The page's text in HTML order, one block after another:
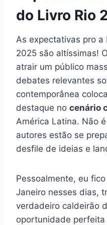
do Livro Rio
As expectativas pro a
2025 são altíssimas!
atrair um público
debates relevantes
contemporânea
destaque no cenário
América Latina. Não
autores estão se
desfile de ideias e
Pessoalmente, eu
Janeiro nesses dias,
verdadeiro caldeirão
oportunidade perfeita